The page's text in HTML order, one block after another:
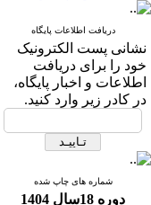
دریافت اطلاعات پایگاه
نشانی پست الکترونیک
خود را برای دریافت
اطلاعات و اخبار پایگاه،
در کادر زیر وارد کنید.
شماره های چاپ شده
دوره 18سال 1404